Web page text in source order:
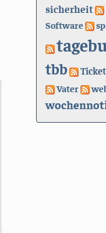
sicherheit
Software
tbb Ticket
Vater